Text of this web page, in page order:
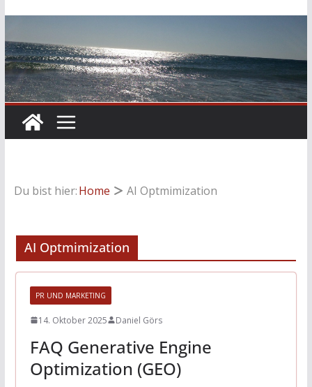
Du bist hier:Home AI Optmimization
AI Optmimization
PR UND MARKETING
14. Oktober 2025 Daniel Görs
FAQ Generative Engine
Optimization (GEO)